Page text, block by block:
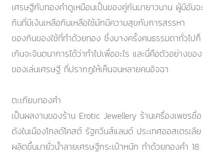
เศรษฐีกับทองคำดูเหมือนเป็นของคู่กันมายาวนาน ผู้มีอันจะ
กินที่มีเงินเหลือกินเหลือใช้มักมีความสุขกับการสรรหา
ของกินของใช้ที่ทำด้วยทอง ซึ่งบางครั้งคนธรรมดาทั่วไปก็
เกินจะจินตนาการได้ว่าทำไปเพื่ออะไร และนี่คือตัวอย่างของ
ของเล่นเศรษฐี ที่ปรากฏให้เห็นจนหลายคนอิจฉา
ตะเกียบทองคำ
เป็นผลงานของร้าน Erotic Jewellery ร้านเครื่องเพชรชื่อ
ดังในเมืองโกลด์โคสต์ รัฐควีนส์แลนด์ ประเทศออสเตรเลีย
ผลิตขึ้นมายั่วน้ำลายเศรษฐีกระเป๋าหนัก ทำด้วยทองคำ 18